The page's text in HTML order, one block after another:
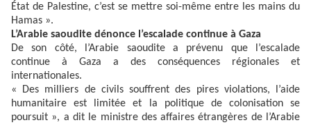
État de Palestine, c’est se mettre soi-même entre les mains du
Hamas ».
L’Arabie saoudite dénonce l’escalade continue à Gaza
De son côté, l’Arabie saoudite a prévenu que l’escalade
continue à Gaza a des conséquences régionales et
internationales.
« Des milliers de civils souffrent des pires violations, l’aide
humanitaire est limitée et la politique de colonisation se
poursuit », a dit le ministre des affaires étrangères de l’Arabie